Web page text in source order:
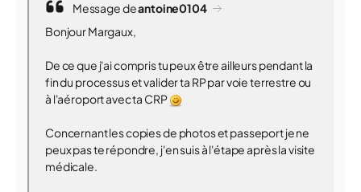
Message deantoine0104
Bonjour Margaux,
De ce que j'ai compris tu peux être ailleurs pendant la
fin du processus et valider ta RP par voie terrestre ou
à l'aéroport avec ta CRP
Concernant les copies de photos et passeport je ne
peux pas te répondre, j'en suis à l'étape après la visite
médicale.